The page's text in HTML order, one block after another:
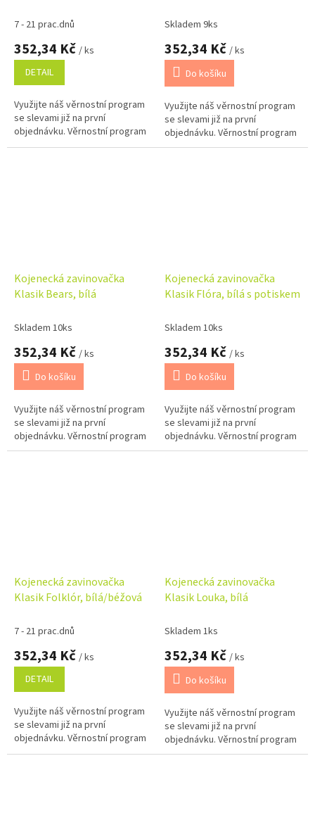
7 - 21 prac.dnů
352,34 Kč / ks
DETAIL
Využijte náš věrnostní program
se slevami již na první
objednávku. Věrnostní program
Skladem 9ks
352,34 Kč / ks
Do košíku
Využijte náš věrnostní program
se slevami již na první
objednávku. Věrnostní program
Kojenecká zavinovačka
Klasik Bears, bílá
Skladem 10ks
352,34 Kč / ks
Do košíku
Využijte náš věrnostní program
se slevami již na první
objednávku. Věrnostní program
Kojenecká zavinovačka
Klasik Flóra, bílá s potiskem
Skladem 10ks
352,34 Kč / ks
Do košíku
Využijte náš věrnostní program
se slevami již na první
objednávku. Věrnostní program
Kojenecká zavinovačka
Klasik Folklór, bílá/béžová
7 - 21 prac.dnů
352,34 Kč / ks
DETAIL
Využijte náš věrnostní program
se slevami již na první
objednávku. Věrnostní program
Kojenecká zavinovačka
Klasik Louka, bílá
Skladem 1ks
352,34 Kč / ks
Do košíku
Využijte náš věrnostní program
se slevami již na první
objednávku. Věrnostní program